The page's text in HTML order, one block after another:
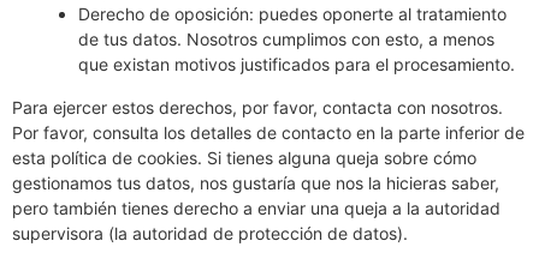
Derecho de oposición: puedes oponerte al tratamiento
de tus datos. Nosotros cumplimos con esto, a menos
que existan motivos justificados para el procesamiento.
Para ejercer estos derechos, por favor, contacta con nosotros.
Por favor, consulta los detalles de contacto en la parte inferior de
esta política de cookies. Si tienes alguna queja sobre cómo
gestionamos tus datos, nos gustaría que nos la hicieras saber,
pero también tienes derecho a enviar una queja a la autoridad
supervisora (la autoridad de protección de datos).